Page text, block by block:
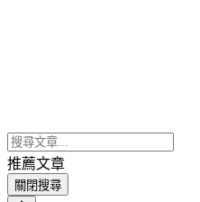
推薦文章
關閉搜尋